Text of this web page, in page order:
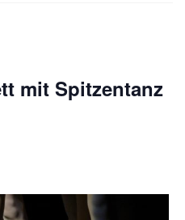
mit Spitzentanz